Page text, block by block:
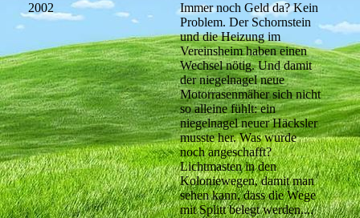
2002
Immer noch Geld da? Kein
Problem. Der Schornstein
und die Heizung im
Vereinsheim haben einen
Wechsel nötig. Und damit
der niegelnagel neue
Motorrasenmäher sich nicht
so alleine fühlt: ein
niegelnagel neuer Häcksler
musste her. Was wurde
noch angeschafft?
Lichtmasten in den
Koloniewegen, damit man
sehen kann, dass die Wege
mit Splitt belegt werden....